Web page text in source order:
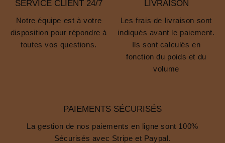
SERVICE CLIENT 24/7
Notre équipe est à votre
disposition pour répondre à
toutes vos questions.
LIVRAISON
Les frais de livraison sont
indiqués avant le paiement.
Ils sont calculés en
fonction du poids et du
volume
PAIEMENTS SÉCURISÉS
La gestion de nos paiements en ligne sont 100%
Sécurisés avec Stripe et Paypal.